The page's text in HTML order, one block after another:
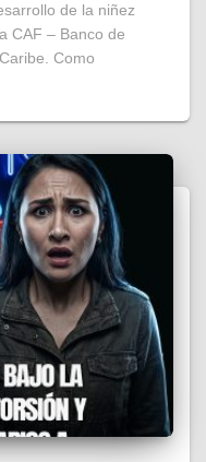
de la niñez
CAF – Banco de
Como